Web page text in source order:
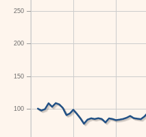
100
150
200
250